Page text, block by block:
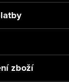
zboží